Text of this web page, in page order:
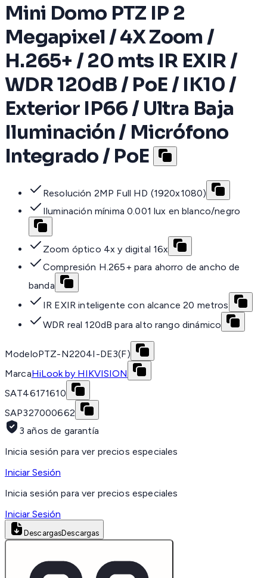
Mini Domo PTZ IP 2
Megapixel / 4X Zoom /
H.265+ / 20 mts IR EXIR /
WDR 120dB / PoE / IK10 /
Exterior IP66 / Ultra Baja
Iluminación / Micrófono
Integrado / PoE
Resolución 2MP Full HD (1920x1080)
Iluminación mínima 0.001 lux en blanco/negro
Zoom óptico 4x y digital 16x
Compresión H.265+ para ahorro de ancho de
banda
IR EXIR inteligente con alcance 20 metros
WDR real 120dB para alto rango dinámico
ModeloPTZ-N2204I-DE3(F)
MarcaHiLook by HIKVISION
SAT46171610
SAP327000662
3 años de garantía
Inicia sesión para ver precios especiales
Iniciar Sesión
Inicia sesión para ver precios especiales
Iniciar Sesión
DescargasDescargas